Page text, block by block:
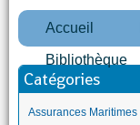
Accueil
Bibliothèque
Catégories
Assurances Maritimes